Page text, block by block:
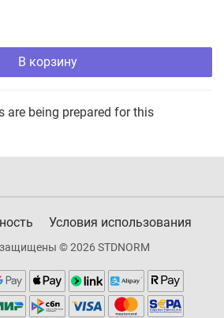
В корзину
are being prepared for this
Условия использования
© 2026 STDNORM